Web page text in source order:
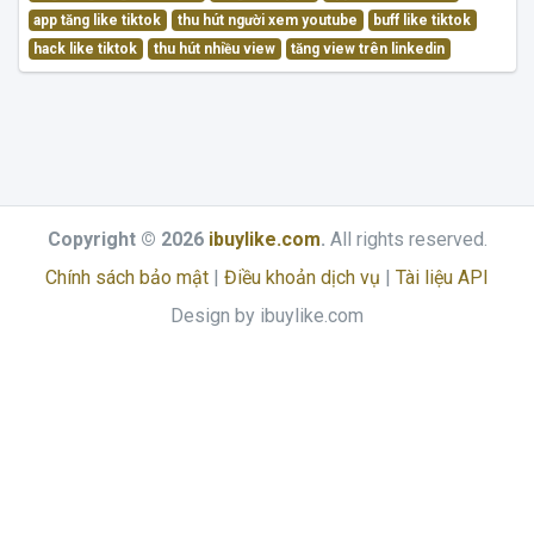
app tăng like tiktok
thu hút người xem youtube
buff like tiktok
hack like tiktok
thu hút nhiều view tăng view trên linkedin
Copyright © 2026 ibuylike.com. All rights reserved.
Chính sách bảo mật | Điều khoản dịch vụ | Tài liệu API
Design by ibuylike.com